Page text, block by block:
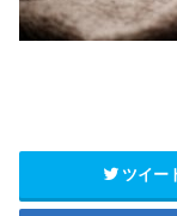
ツイー